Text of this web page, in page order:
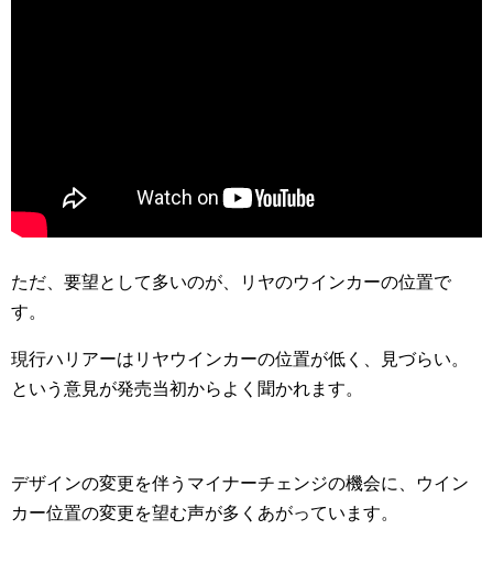
ただ、要望として多いのが、リヤのウインカーの位置で
す。
現行ハリアーはリヤウインカーの位置が低く、見づらい。
という意見が発売当初からよく聞かれます。
デザインの変更を伴うマイナーチェンジの機会に、ウイン
カー位置の変更を望む声が多くあがっています。